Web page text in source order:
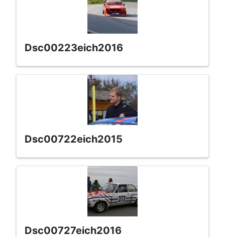
dsc00223eich2016
dsc00722eich2015
dsc00727eich2016